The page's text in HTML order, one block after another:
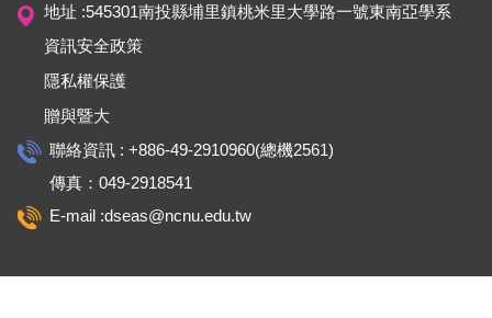
地址 :545301南投縣埔里鎮桃米里大學路一號東南亞學系
資訊安全政策
隱私權保護
贈與暨大
聯絡資訊 : +886-49-2910960(總機2561)
傳真：049-2918541
E-mail :dseas@ncnu.edu.tw